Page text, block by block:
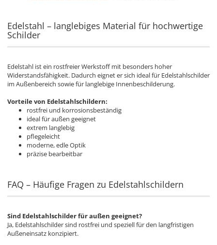
Edelstahl – langlebiges Material für hochwertige
Schilder
Edelstahl ist ein rostfreier Werkstoff mit besonders hoher
Widerstandsfähigkeit. Dadurch eignet er sich ideal für Edelstahlschilder
im Außenbereich sowie für langlebige Innenbeschilderung.
Vorteile von Edelstahlschildern:
rostfrei und korrosionsbeständig
ideal für außen geeignet
extrem langlebig
pflegeleicht
moderne, edle Optik
präzise bearbeitbar
FAQ – Häufige Fragen zu Edelstahlschildern
Sind Edelstahlschilder für außen geeignet?
Ja, Edelstahlschilder sind rostfrei und speziell für den langfristigen
Außeneinsatz konzipiert.